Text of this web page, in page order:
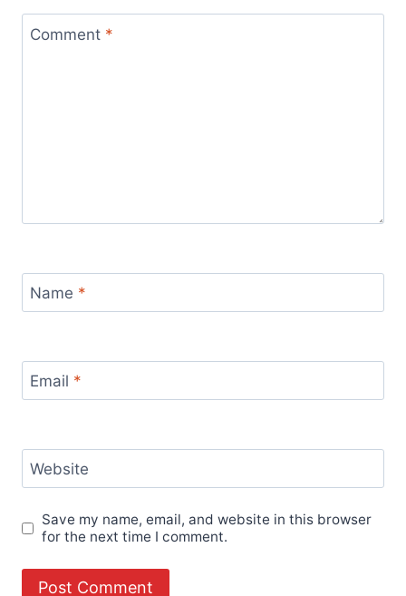
Comment *
Name *
Email *
Website
Save my name, email, and website in this browser
for the next time I comment.